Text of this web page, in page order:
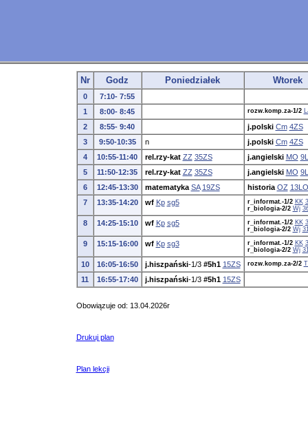
Nr Godz Poniedziałek Wtorek
0
7:10- 7:55
1
8:00- 8:45 rozw.komp.za-1/2
2 8:55- 9:40 j.polski Cm 4ZS
3
9:50-10:35 n j.polski Cm 4ZS
4
10:55-11:40 rel.rzy-kat ZZ 35ZS j.angielski MO
5
11:50-12:35 rel.rzy-kat ZZ 35ZS j.angielski MO
6
12:45-13:30 matematyka SA 19ZS historia OZ 13LO
7
13:35-14:20 wf Kp sg5 r_informat.-1/2 KK
r_biologia-2/2 Wj
8 14:25-15:10 wf Kp sg5 r_informat.-1/2 KK
r_biologia-2/2 Wj
9 15:15-16:00 wf Kp sg3 r_informat.-1/2 KK
r_biologia-2/2 Wj
10 16:05-16:50 j.hiszpański-1/3 #5h1 15ZS rozw.komp.za-2/2
11 16:55-17:40 j.hiszpański-1/3 #5h1 15ZS
Obowiązuje od: 13.04.2026r
Drukuj plan
Plan lekcji